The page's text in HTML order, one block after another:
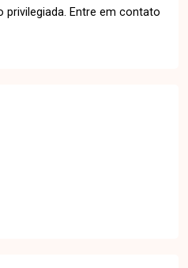
Entre em contato